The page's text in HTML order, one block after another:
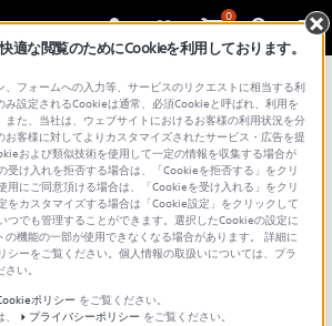
0
・お問い合わせ
終更新日 : 2025/03/11
と、アバターの動き
せん（QM-SS1）
適な閲覧のためにCookieを利用しております。
、フォームへの入力等、サービスのリクエストに相当する利
設定されるCookieは通常、必須Cookieと呼ばれ、利用を
た、当社は、ウェブサイトにおけるお客様の利用状況を分
客様に対してよりカスタマイズされたサービス・広告を提
および類似技術を使用して一定の情報を収集する場合が
受け入れを拒否する場合は、「Cookieを拒否する」をクリ
用にご同意頂ける場合は、「Cookieを受け入れる」をクリ
をカスタマイズする場合は「Cookie設定」をクリックして
つでも管理することができます。選択したCookieの設定に
の機能の一部が使用できなくなる場合があります。 詳細に
シーをご覧ください。個人情報の取扱いについては、プラ
い。
ポリシー をご覧ください。
プライバシーポリシー をご覧ください。